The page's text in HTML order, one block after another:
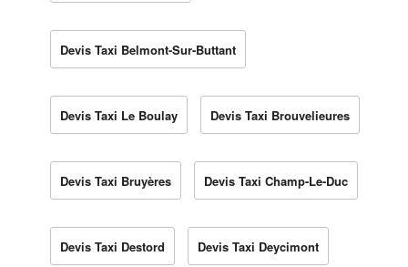
Devis Taxi Belmont-Sur-Buttant
Devis Taxi Le Boulay Devis Taxi Brouvelieures
Devis Taxi Bruyères Devis Taxi Champ-Le-Duc
Devis Taxi Destord Devis Taxi Deycimont